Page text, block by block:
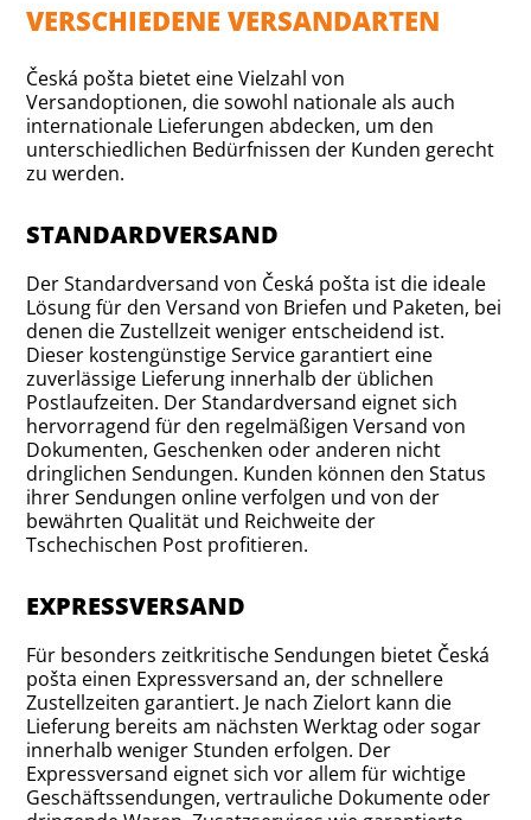
VERSCHIEDENE VERSANDARTEN
Česká pošta bietet eine Vielzahl von
Versandoptionen, die sowohl nationale als auch
internationale Lieferungen abdecken, um den
unterschiedlichen Bedürfnissen der Kunden gerecht
zu werden.
STANDARDVERSAND
Der Standardversand von Česká pošta ist die ideale
Lösung für den Versand von Briefen und Paketen, bei
denen die Zustellzeit weniger entscheidend ist.
Dieser kostengünstige Service garantiert eine
zuverlässige Lieferung innerhalb der üblichen
Postlaufzeiten. Der Standardversand eignet sich
hervorragend für den regelmäßigen Versand von
Dokumenten, Geschenken oder anderen nicht
dringlichen Sendungen. Kunden können den Status
ihrer Sendungen online verfolgen und von der
bewährten Qualität und Reichweite der
Tschechischen Post profitieren.
EXPRESSVERSAND
Für besonders zeitkritische Sendungen bietet Česká
pošta einen Expressversand an, der schnellere
Zustellzeiten garantiert. Je nach Zielort kann die
Lieferung bereits am nächsten Werktag oder sogar
innerhalb weniger Stunden erfolgen. Der
Expressversand eignet sich vor allem für wichtige
Geschäftssendungen, vertrauliche Dokumente oder